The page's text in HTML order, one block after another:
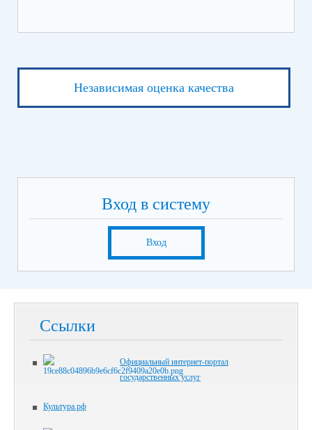
Независимая оценка качества
Вход в систему
Вход
Ссылки
Официальный интернет-портал
государственных услуг
Культура.рф